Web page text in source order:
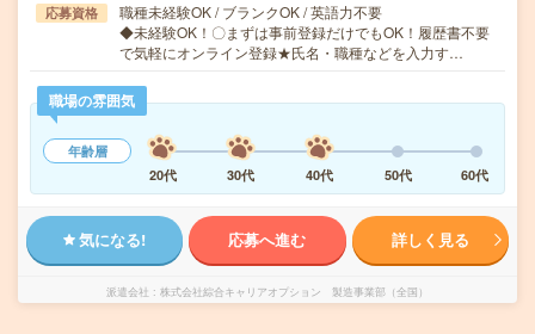
応募資格
職種未経験OK / ブランクOK / 英語力不要
◆未経験OK！〇まずは事前登録だけでもOK！履歴書不要
で気軽にオンライン登録★氏名・職種などを入力す…
職場の雰囲気
年齢層
20代
30代 40代 50代 60代
気になる! 応募へ進む 詳しく見る
派遣会社 株式会社綜合キャリアオプション 製造事業部（全国）